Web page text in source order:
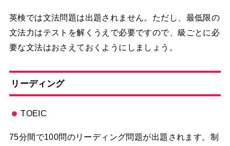
英検では文法問題は出題されません。ただし、最低限の
文法力はテストを解くうえで必要ですので、級ごとに必
要な文法はおさえておくようにしましょう。
リーディング
TOEIC
75分間で100問のリーディング問題が出題されます。制